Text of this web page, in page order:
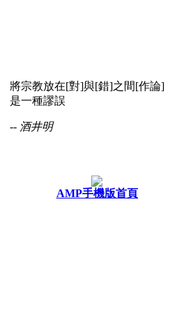
將宗教放在[對]與[錯]之間[作論]
是一種謬誤
-- 酒井明
AMP手機版首頁